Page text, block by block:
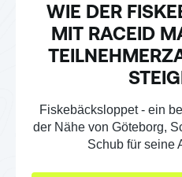
WIE DER
MIT RACEID
Fiskebäcksloppet - ein
der Nähe von Göteborg,
Schub für seine